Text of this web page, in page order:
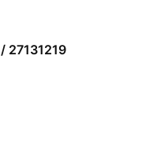
27131219